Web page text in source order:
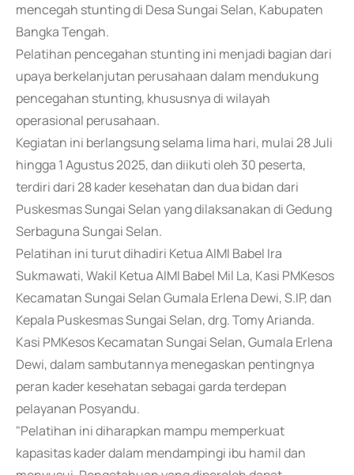
mencegah stunting di Desa Sungai Selan, Kabupaten
Bangka Tengah.
Pelatihan pencegahan stunting ini menjadi bagian dari
upaya berkelanjutan perusahaan dalam mendukung
pencegahan stunting, khususnya di wilayah
operasional perusahaan.
Kegiatan ini berlangsung selama lima hari, mulai 28 Juli
hingga 1 Agustus 2025, dan diikuti oleh 30 peserta,
terdiri dari 28 kader kesehatan dan dua bidan dari
Puskesmas Sungai Selan yang dilaksanakan di Gedung
Serbaguna Sungai Selan.
Pelatihan ini turut dihadiri Ketua AIMI Babel Ira
Sukmawati, Wakil Ketua AIMI Babel Mil La, Kasi PMKesos
Kecamatan Sungai Selan Gumala Erlena Dewi, S.IP, dan
Kepala Puskesmas Sungai Selan, drg. Tomy Arianda.
Kasi PMKesos Kecamatan Sungai Selan, Gumala Erlena
Dewi, dalam sambutannya menegaskan pentingnya
peran kader kesehatan sebagai garda terdepan
pelayanan Posyandu.
"Pelatihan ini diharapkan mampu memperkuat
kapasitas kader dalam mendampingi ibu hamil dan